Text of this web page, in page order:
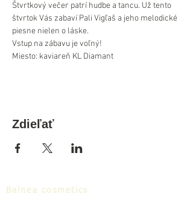
Štvrtkový večer patrí hudbe a tancu. Už tento
štvrtok Vás zabaví Pali Vigľaš a jeho melodické
piesne nielen o láske.
Vstup na zábavu je voľný!
Miesto: kaviareň KL Diamant
Zdieľať
Balnea cosmetics